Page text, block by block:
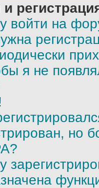
войти на
я не
но